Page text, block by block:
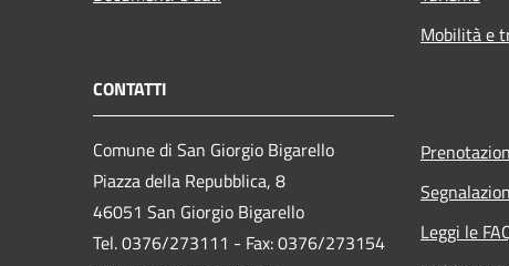
Mobilità e
CONTATTI
Comune di San Giorgio Bigarello
Piazza della Repubblica, 8
46051 San Giorgio Bigarello
Tel. 0376/273111 - Fax: 0376/273154
Leggi le